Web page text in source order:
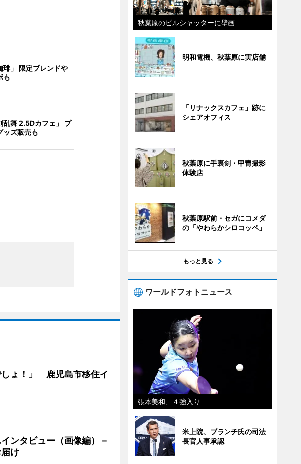
琲」 限定ブレンドや
も
乱舞 2.5Dカフェ」 プ
ッズ販売も
しょ！」 鹿児島市移住イ
ンタビュー（画像編）－
け
秋葉原のビルシャッターに壁画
明和電機、秋葉原に実店舗
「リナックスカフェ」跡に
シェアオフィス
秋葉原に手裏剣・甲冑撮影
体験店
秋葉原駅前・セガにコメダ
の「やわらかシロコッペ」
もっと見る
ワールドフォトニュース
張本美和、４強入り
米上院、ブランチ氏の司法
長官人事承認